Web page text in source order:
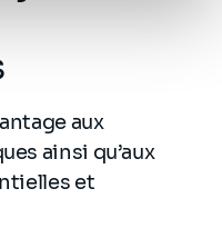
aux
ainsi qu’aux
et